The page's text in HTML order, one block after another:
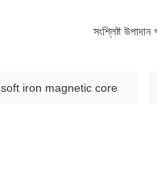
সংশ্লিষ্ট উপাদান
soft iron magnetic core